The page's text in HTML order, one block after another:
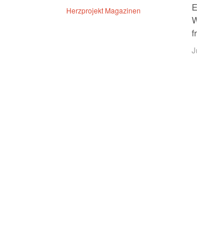
Herzprojekt Magazinen